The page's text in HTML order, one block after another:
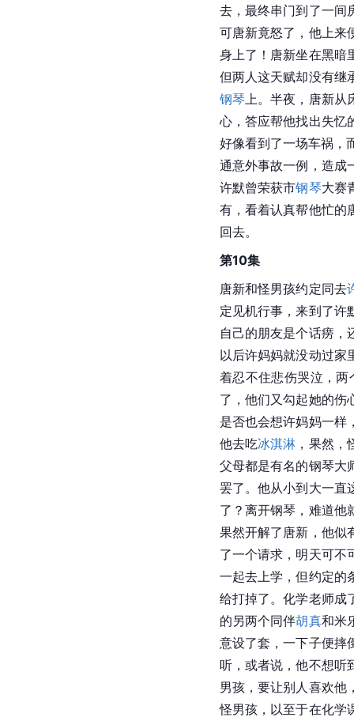
去，最终串门到了一间
可唐新竟怒了，他上来
身上了！唐新坐在黑暗
但两人这天赋却没有继
钢琴上。半夜，唐新从
心，答应帮他找出失忆
好像看到了一场车祸，
通意外事故一例，造成
许默曾荣获市钢琴大赛
有，看着认真帮他忙的
回去。
第10集
唐新和怪男孩约定同去
定见机行事，来到了许
自己的朋友是个话痨，
以后许妈妈就没动过家
着忍不住悲伤哭泣，
了，他们又勾起她的伤
是否也会想许妈妈一样
他去吃冰淇淋 ，果然
父母都是有名的钢琴大
罢了。他从小到大一直
了？离开钢琴，难道他
果然开解了唐新，他似
了一个请求，明天可不
一起去上学，但约定的
给打掉了。化学老师成
的另两个同伴胡真和米
意设了套，一下子便摔
听，或者说，他不想听
男孩，要让别人喜欢他
怪男孩，以至于在化学